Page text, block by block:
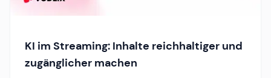
KI im Streaming: Inhalte reichhaltiger und
zugänglicher machen